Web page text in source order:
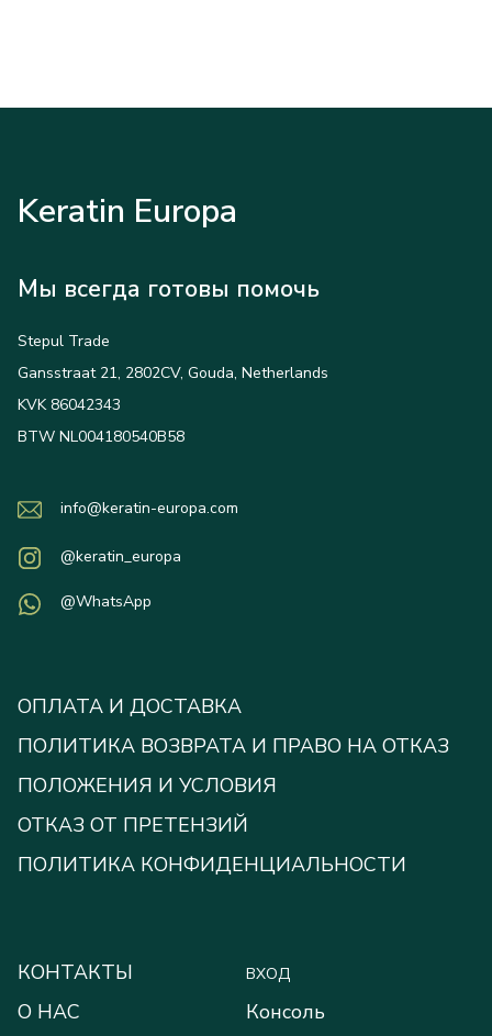
Keratin Europa
Мы всегда готовы помочь
Stepul Trade
Gansstraat 21, 2802CV, Gouda, Netherlands
KVK 86042343
BTW NL004180540B58
info@keratin-europa.com
@keratin_europa
@WhatsApp
ОПЛАТА И ДОСТАВКА
ПОЛИТИКА ВОЗВРАТА И ПРАВО НА ОТКАЗ
ПОЛОЖЕНИЯ И УСЛОВИЯ
ОТКАЗ ОТ ПРЕТЕНЗИЙ
ПОЛИТИКА КОНФИДЕНЦИАЛЬНОСТИ
КОНТАКТЫ
О НАС
ВХОД
Консоль